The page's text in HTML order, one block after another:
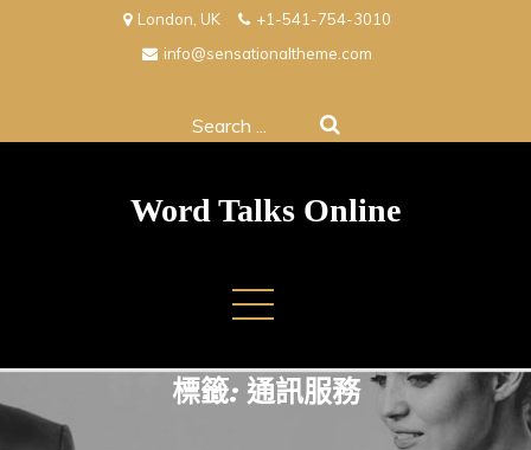
London, UK
+1-541-754-3010
info@sensationaltheme.com
Search
Word Talks Online
標籤: 通訊服務